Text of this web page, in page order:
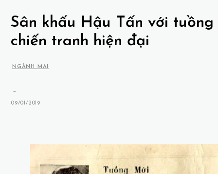
Sân khấu Hậu Tấn với tuồng
chiến tranh hiện đại
NGÀNH MAI
-
09/01/2019